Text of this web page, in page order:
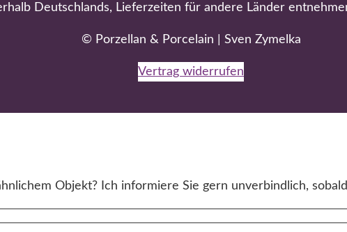
Deutschlands, Lieferzeiten für andere Länder
© Porzellan & Porcelain | Sven Zymelka
Vertrag widerrufen
Objekt? Ich informiere Sie gern unverbindlich,